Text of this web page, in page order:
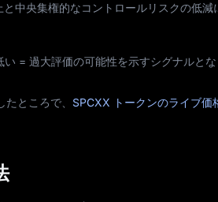
中央集権的なコントロールリスクの低減
= 過大評価の可能性を示すシグナルとな
ところで、 SPCXX トークンのライブ価